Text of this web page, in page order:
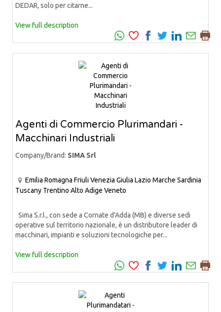
DEDAR, solo per citarne...
View full description
Agenti di Commercio Plurimandari -
Macchinari Industriali
Company/Brand: SIMA Srl
Emilia Romagna Friuli Venezia Giulia Lazio Marche Sardinia
Tuscany Trentino Alto Adige Veneto
Sima S.r.l., con sede a Cornate d'Adda (MB) e diverse sedi
operative sul territorio nazionale, è un distributore leader di
macchinari, impianti e soluzioni tecnologiche per...
View full description